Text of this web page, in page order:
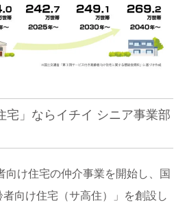
宅」ならイチイ シニア事業部
向け住宅の仲介事業を開始し、国
向け住宅（サ高住）」を創設し